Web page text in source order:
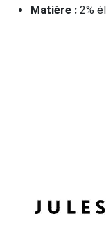
Matière : 2%